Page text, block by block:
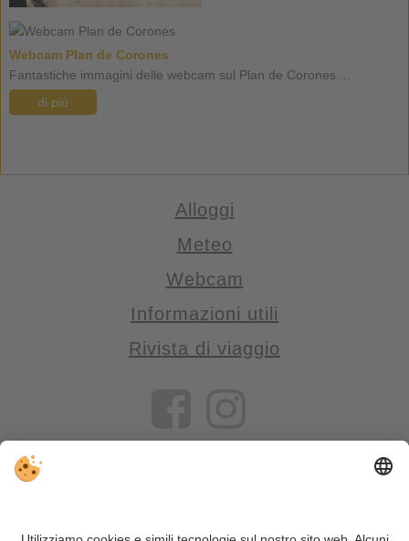
Webcam Plan de Corones
Fantastiche immagini delle webcam sul Plan de Corones ...
di più
Alloggi
Meteo
Webcam
Informazioni utili
Rivista di viaggio